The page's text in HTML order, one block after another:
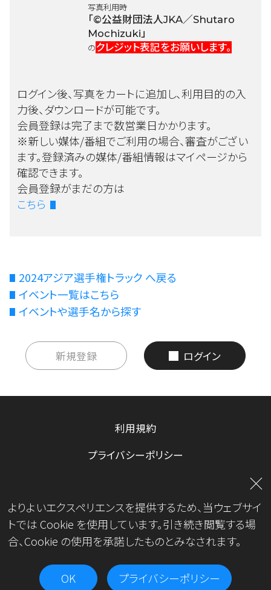
写真利用時
「©公益財団法人JKA／Shutaro
Mochizuki」
のクレジット表記をお願いします。
ログイン後、写真をカートに追加し、利用目的の入
力後、ダウンロードが可能です。
会員登録は完了まで数営業日かかります。
※新しい媒体/番組でご利用の場合、審査がござい
ます。登録済みの媒体/番組情報はマイページから
確認できます。
会員登録がまだの方は
こちら
2024アジア選手権トラック へ戻る
イベント一覧はこちら
イベントや選手名から探す
新規登録 ログイン
利用規約
プライバシーポリシー
運営会社
Copyright© JKA.All Rights Reserved.
よりよいエクスペリエンスを提供するため、当ウェブサイ
トでは Cookie を使用しています。引き続き閲覧する場
合、Cookie の使用を承諾したものとみなされます。
OK プライバシーポリシー